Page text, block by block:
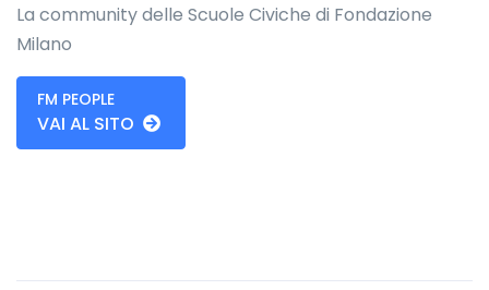
La community delle Scuole Civiche di Fondazione
Milano
FM PEOPLE
VAI AL SITO